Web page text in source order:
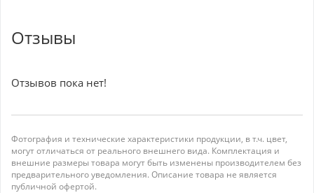
Отзывы
Отзывов пока нет!
Фотография и технические характеристики продукции, в т.ч. цвет,
могут отличаться от реального внешнего вида. Комплектация и
внешние размеры товара могут быть изменены производителем без
предварительного уведомления. Описание товара не является
публичной офертой.